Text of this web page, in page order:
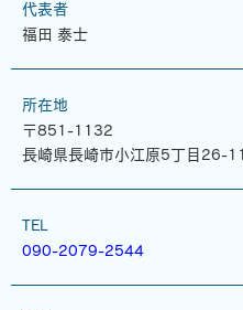
代表者
福田 泰士
所在地
〒851-1132
長崎県長崎市小江原5丁目26-11
TEL
090-2079-2544